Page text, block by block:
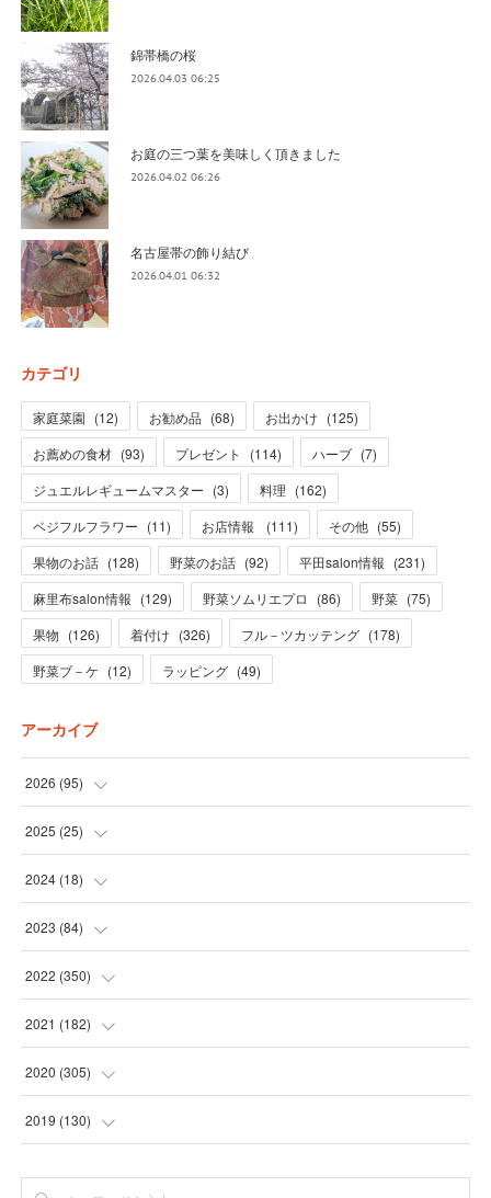
錦帯橋の桜
2026.04.03 06:25
お庭の三つ葉を美味しく頂きました
2026.04.02 06:26
名古屋帯の飾り結び
2026.04.01 06:32
カテゴリ
家庭菜園 (12) お勧め品 (68) お出かけ (125)
お薦めの食材 (93) プレゼント (114) ハーブ (7)
ジュエルレギュームマスター (3) 料理 (162)
ベジフルフラワー (11) お店情報 (111) その他 (55)
果物のお話 (128) 野菜のお話 (92) 平田salon情報 (231)
麻里布salon情報 (129) 野菜ソムリエプロ (86) 野菜 (75)
果物 (126) 着付け (326) フル－ツカッテング (178)
野菜ブ－ケ (12) ラッピング (49)
アーカイブ
2026 (95)
(5
(31 )
(28
(31
2025 (25)
(3
(19 )
(1)
(1)
2024(18)
(1
(12
(2)
(1)
2023 (84)
(1)
(24
(24
(1)
2022 (350)
(16
(30
(31
2021 (182)
(25
(17
2020 (305)
(31
2019 (130)